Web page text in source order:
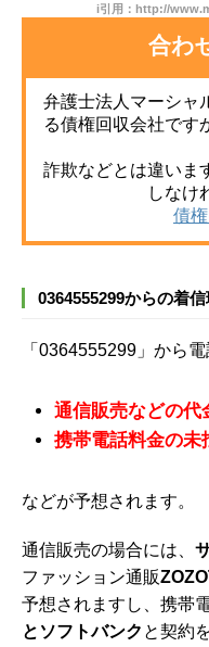
i引用：http://
合わ
弁護士法人マーシャ
る債権回収会社です
詐欺などとは違いま
しなけ
債
0364555299からの着
「0364555299」から
通信販売などの代
携帯電話料金の未
などが予想されます。
通信販売の場合には、
ファッション通販
予想されますし、携帯
とソフトバンク と契約